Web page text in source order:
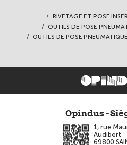
...
RIVETAGE ET POSE
OUTILS DE POSE
OUTILS DE POSE
Opindus -
1, rue
Audibert
69800